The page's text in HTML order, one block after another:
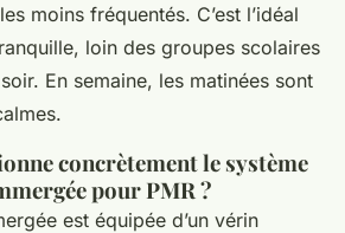
moins fréquentés. C’est l’idéal
loin des groupes scolaires
En semaine, les matinées sont
concrètement le système
pour PMR ?
est équipée d’un vérin